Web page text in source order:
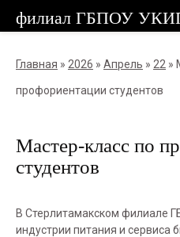
Главная » 2026 » Апрель » 22 »
профориентации студентов
Мастер-класс по
студентов
В Стерлитамакском филиале
индустрии питания и сервиса